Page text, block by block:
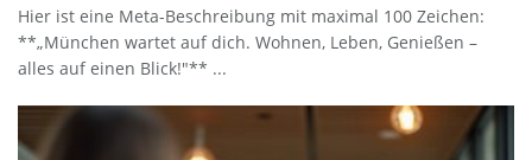
Hier ist eine Meta-Beschreibung mit maximal 100 Zeichen:
**„München wartet auf dich. Wohnen, Leben, Genießen –
alles auf einen Blick!"** ...